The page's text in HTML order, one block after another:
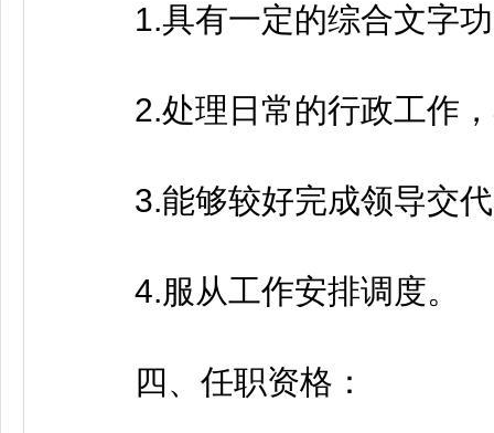
1.具有一定的综合文字功
2.处理日常的行政工作，
3.能够较好完成领导交代
4.服从工作安排调度。
四、任职资格：